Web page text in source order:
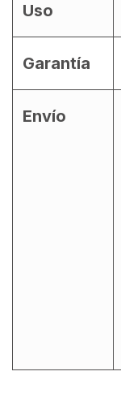
Uso
Garantía
Envío